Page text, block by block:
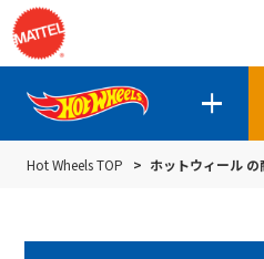
Hot Wheels TOP ホットウィール